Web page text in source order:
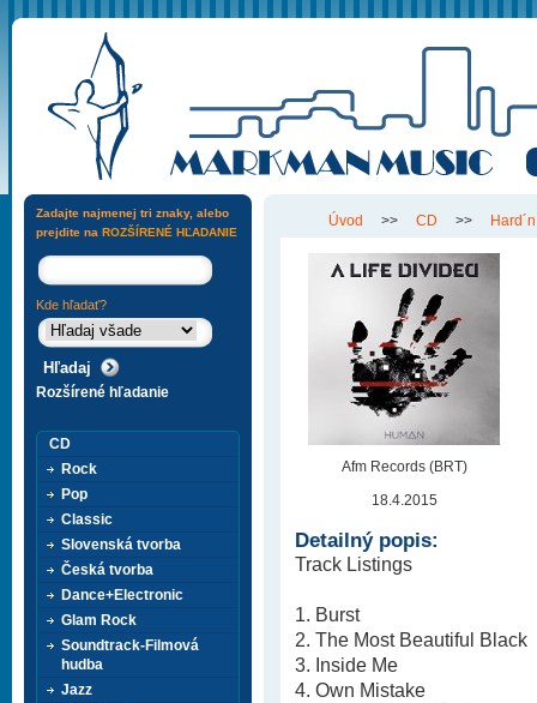
Úvod >> CD >>
Afm Records (BRT)
18.4.2015
Detailný popis:
Track Listings
1. Burst
2. The Most Beautiful Black
3. Inside Me
4. Own Mistake
Zadajte najmenej tri znaky, alebo
prejdite na ROZŠÍRENÉ HĽADANIE
Kde hľadať?
Rozšírené hľadanie
CD
Rock
Pop
Classic
Slovenská tvorba
Česká tvorba
Dance+Electronic
Glam Rock
Soundtrack-Filmová
hudba
Jazz